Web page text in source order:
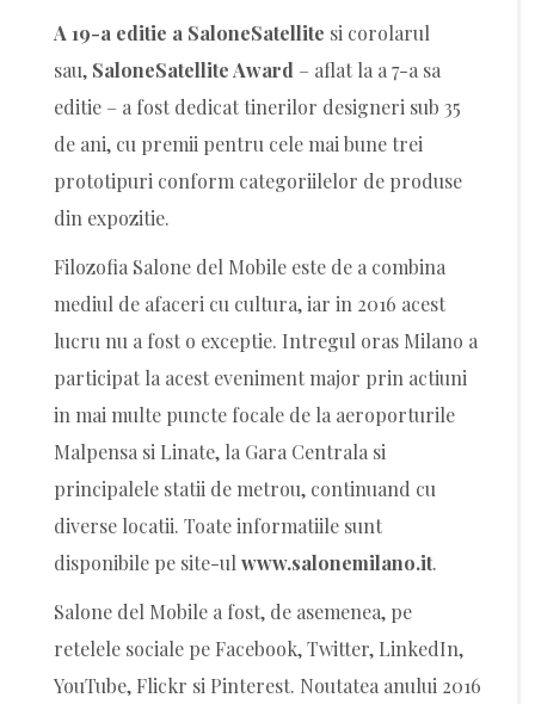
A 19-a editie a SaloneSatellite si corolarul
sau, SaloneSatellite Award – aflat la a 7-a sa
editie – a fost dedicat tinerilor designeri sub 35
de ani, cu premii pentru cele mai bune trei
prototipuri conform categoriilelor de produse
din expozitie.
Filozofia Salone del Mobile este de a combina
mediul de afaceri cu cultura, iar in 2016 acest
lucru nu a fost o exceptie. Intregul oras Milano a
participat la acest eveniment major prin actiuni
in mai multe puncte focale de la aeroporturile
Malpensa si Linate, la Gara Centrala si
principalele statii de metrou, continuand cu
diverse locatii. Toate informatiile sunt
disponibile pe site-ulwww.salonemilano.it.
Salone del Mobile a fost, de asemenea, pe
retelele sociale pe Facebook, Twitter, LinkedIn,
YouTube, Flickr si Pinterest. Noutatea anului 2016